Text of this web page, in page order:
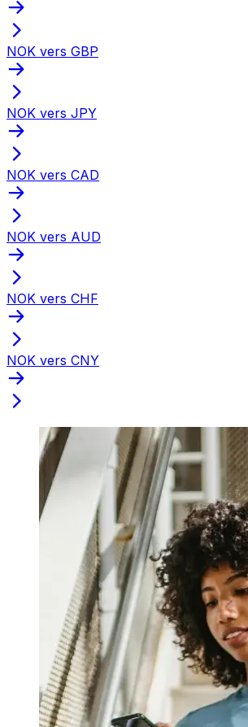
NOK vers GBP
NOK vers JPY
NOK vers CAD
NOK vers AUD
NOK vers CHF
NOK vers CNY